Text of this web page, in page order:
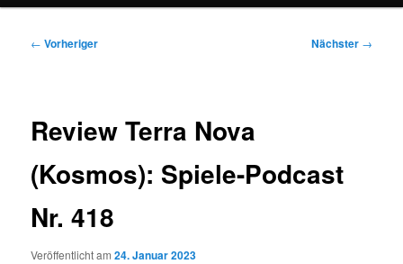
Beitragsnavigation
← Vorheriger Nächster →
Review Terra Nova
(Kosmos): Spiele-Podcast
Nr. 418
Veröffentlicht am24. Januar 2023